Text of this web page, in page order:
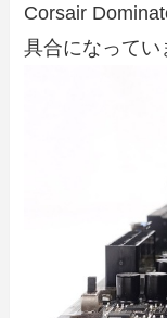
Corsair
具合になってい